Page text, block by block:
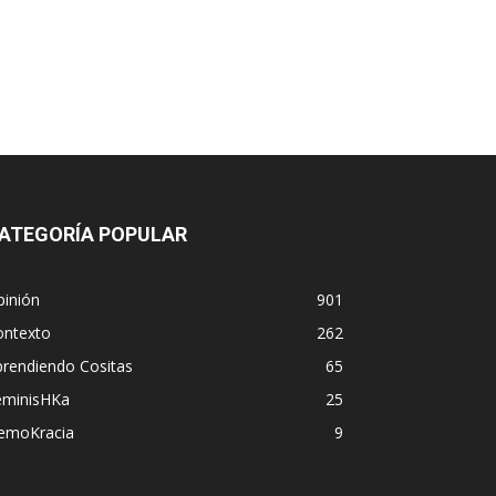
POPULAR
901
262
Cositas
65
25
9